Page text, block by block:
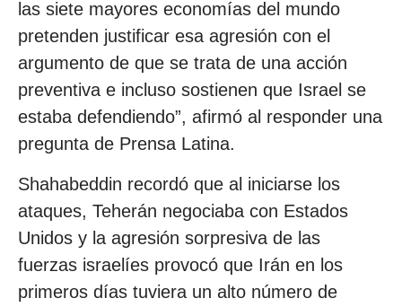
las siete mayores economías del mundo
pretenden justificar esa agresión con el
argumento de que se trata de una acción
preventiva e incluso sostienen que Israel se
estaba defendiendo”, afirmó al responder una
pregunta de Prensa Latina.
Shahabeddin recordó que al iniciarse los
ataques, Teherán negociaba con Estados
Unidos y la agresión sorpresiva de las
fuerzas israelíes provocó que Irán en los
primeros días tuviera un alto número de